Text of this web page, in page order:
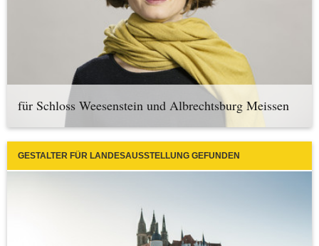
für Schloss Weesenstein und Albrechtsburg Meissen
GESTALTER FÜR LANDESAUSSTELLUNG GEFUNDEN